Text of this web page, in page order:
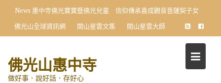
content
News 惠中寺佛光寶寶暨佛光兒童 信仰傳承喜成觀音菩薩契子女
佛光山全球資訊網
開山星雲文集 開山星雲大師
佛光山惠中寺
做好事．說好話．存好心